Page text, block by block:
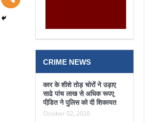
CRIME NEWS
कार के शीशे तोड़ चोरों ने उड़ाए
साढे पांच लाख से अधिक रूपए,
पीडि़त ने पुलिस को दी शिकायत
October 02, 2020